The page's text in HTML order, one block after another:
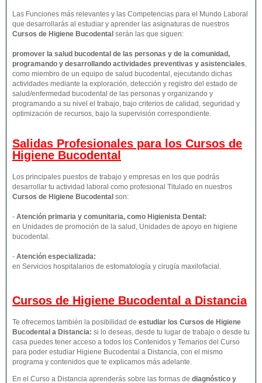
Las Funciones más relevantes y las Competencias para el Mundo Laboral
que desarrollarás al estudiar y aprender las asignaturas de nuestros
Cursos de Higiene Bucodental serán las que siguen:
promover la salud bucodental de las personas y de la comunidad,
programando y desarrollando actividades preventivas y asistenciales,
como miembro de un equipo de salud bucodental, ejecutando dichas
actividades mediante la exploración, detección y registro del estado de
salud/enfermedad bucodental de las personas y organizando y
programando a su nivel el trabajo, bajo criterios de calidad, seguridad y
optimización de recursos, bajo la supervisión correspondiente.
Salidas Profesionales para los Cursos de
Higiene Bucodental
Los principales puestos de trabajo y empresas en los que podrás
desarrollar tu actividad laboral como profesional Titulado en nuestros
Cursos de Higiene Bucodental son:
- Atención primaria y comunitaria, como Higienista Dental:
en Unidades de promoción de la salud, Unidades de apoyo en higiene
bucodental.
- Atención especializada:
en Servicios hospitalarios de estomatología y cirugía maxilofacial.
Cursos de Higiene Bucodental a Distancia
Te ofrecemos también la posibilidad de estudiar los Cursos de Higiene
Bucodental a Distancia: si lo deseas, desde tu lugar de trabajo o desde tu
casa puedes tener acceso a todos los Contenidos y Temarios del Curso
para poder estudiar Higiene Bucodental a Distancia, con el mismo
programa y contenidos que te explicamos más adelante.
En el Curso a Distancia aprenderás sobre las formas de diagnóstico y